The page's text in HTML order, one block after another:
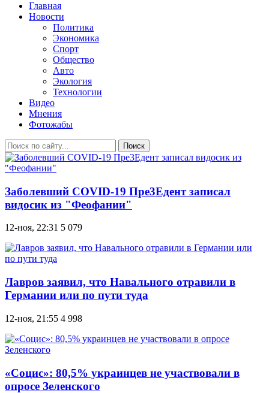
Главная
Новости
Политика
Экономика
Спорт
Общество
Авто
Экология
Технологии
Видео
Мнения
Фотожабы
Поиск
Заболевший COVID-19 Пре3Едент записал
видосик из "Феофании"
12-ноя, 22:31 5 079
Лавров заявил, что Навального отравили в
Германии или по пути туда
12-ноя, 21:55 4 998
«Социс»: 80,5% украинцев не участвовали в
опросе Зеленского